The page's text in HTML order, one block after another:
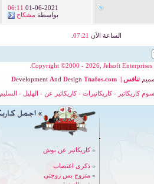
01-06-2021
06:11
بواسطة مشكاح
الساعة الآن 07:21
Copyright ©2000 - 2026, Jelsoft Enterprises
Development And Design Tnafos.com | تنافس
كاريكاتير -كاريكاتيرات -كاريكاتير عن - الهليل - السليم
» كاريكاتير عن بوش
» ذكرى اغتصاب
» متزوج بس زوجتي